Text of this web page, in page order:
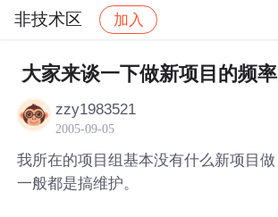
非技术区 加入
社区 非技术区 帖子详情
大家来谈一下做新项目的频率
zzy1983521
2005-09-05
我所在的项目组基本没有什么新项目做
一般都是搞维护。